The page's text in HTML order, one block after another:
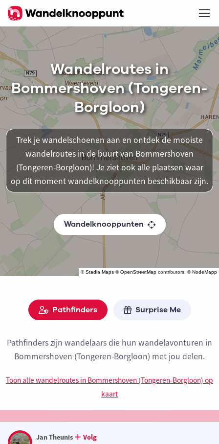
©Stadia Maps ©OpenStreetMap contributors, ©NodeMapp
Wandelroutes in
Bommershoven (Tongeren-
Borgloon)
Trek je wandelschoenen aan en ontdek de mooiste
wandelroutes in de buurt van Bommershoven
(Tongeren-Borgloon)! Je ziet ook alle plaatsen waar
op dit moment wandelknooppunten beschikbaar zijn.
Wandelknooppunten
Pathfinders Surprise Me
Pathfinders zijn wandelaars die hun wandelavonturen in
Bommershoven (Tongeren-Borgloon) met jou delen.
Toon alle wandelroutes in Bommershoven (Tongeren-Borgloon) op
kaart
Jan Theunis
Volg